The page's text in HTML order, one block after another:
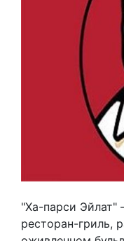
"Ха-парси
ресторан-гриль,